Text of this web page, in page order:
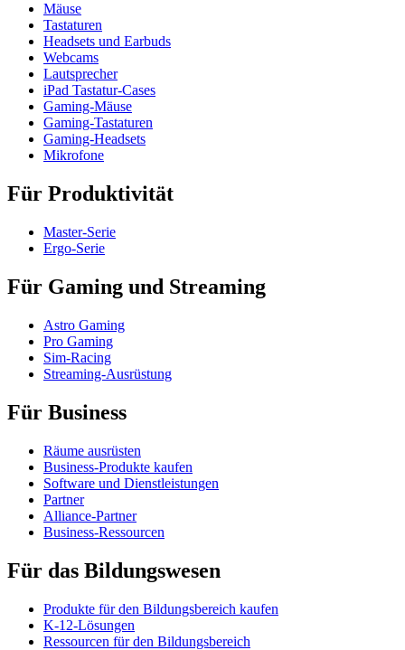
Mäuse
Tastaturen
Headsets und Earbuds
Webcams
Lautsprecher
iPad Tastatur-Cases
Gaming-Mäuse
Gaming-Tastaturen
Gaming-Headsets
Mikrofone
Für Produktivität
Master-Serie
Ergo-Serie
Für Gaming und Streaming
Astro Gaming
Pro Gaming
Sim-Racing
Streaming-Ausrüstung
Für Business
Räume ausrüsten
Business-Produkte kaufen
Software und Dienstleistungen
Partner
Alliance-Partner
Business-Ressourcen
Für das Bildungswesen
Produkte für den Bildungsbereich kaufen
K-12-Lösungen
Ressourcen für den Bildungsbereich